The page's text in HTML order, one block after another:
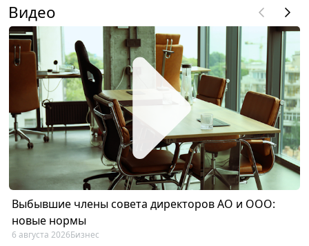
Видео
Выбывшие члены совета директоров АО и ООО:
новые нормы
6 августа 2026Бизнес